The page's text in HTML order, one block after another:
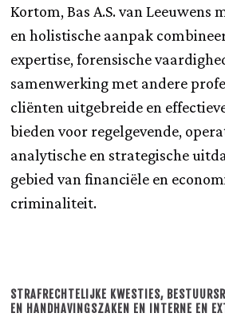
Kortom, Bas A.S. van
en holistische aanpak
expertise, forensische
samenwerking met andere
cliënten uitgebreide en
bieden voor regelgevende,
analytische en strategische
gebied van financiële en
criminaliteit.
STRAFRECHTELIJKE KWESTIES,
EN HANDHAVINGSZAKEN EN INTERNE EN